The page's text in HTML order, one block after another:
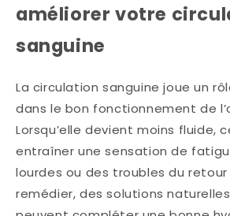
améliorer votre
sanguine
La circulation sanguine joue un
dans le bon fonctionnement de
Lorsqu’elle devient moins fluide,
entraîner une sensation de
lourdes ou des troubles du retour
remédier, des solutions